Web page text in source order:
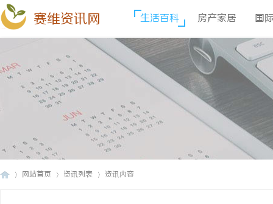
赛维资讯网 生活百科 房产家居 国
网站首页 资讯列表 资讯内容